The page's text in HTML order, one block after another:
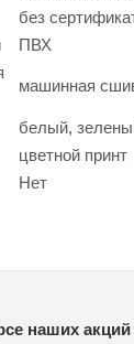
без
ПВХ
машинная
белый,
цветной принт
Нет
наших